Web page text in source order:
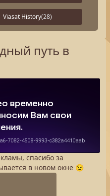
Viasat History(28)
путь в
спасибо за
в новом окне 😉